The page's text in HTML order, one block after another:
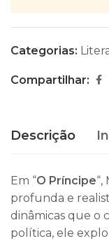
Categorias:
Compartilhar:
Descrição
Em “O Príncipe
profunda e
dinâmicas que o
política, ele